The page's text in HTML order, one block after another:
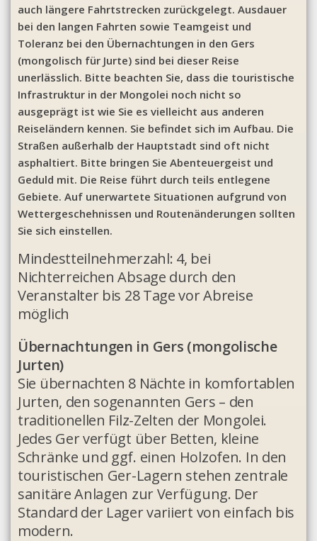
auch längere Fahrtstrecken zurückgelegt. Ausdauer
bei den langen Fahrten sowie Teamgeist und
Toleranz bei den Übernachtungen in den Gers
(mongolisch für Jurte) sind bei dieser Reise
unerlässlich. Bitte beachten Sie, dass die touristische
Infrastruktur in der Mongolei noch nicht so
ausgeprägt ist wie Sie es vielleicht aus anderen
Reiseländern kennen. Sie befindet sich im Aufbau. Die
Straßen außerhalb der Hauptstadt sind oft nicht
asphaltiert. Bitte bringen Sie Abenteuergeist und
Geduld mit. Die Reise führt durch teils entlegene
Gebiete. Auf unerwartete Situationen aufgrund von
Wettergeschehnissen und Routenänderungen sollten
Sie sich einstellen.
Mindestteilnehmerzahl: 4, bei
Nichterreichen Absage durch den
Veranstalter bis 28 Tage vor Abreise
möglich
Übernachtungen in Gers (mongolische
Jurten)
Sie übernachten 8 Nächte in komfortablen
Jurten, den sogenannten Gers – den
traditionellen Filz-Zelten der Mongolei.
Jedes Ger verfügt über Betten, kleine
Schränke und ggf. einen Holzofen. In den
touristischen Ger-Lagern stehen zentrale
sanitäre Anlagen zur Verfügung. Der
Standard der Lager variiert von einfach bis
modern.